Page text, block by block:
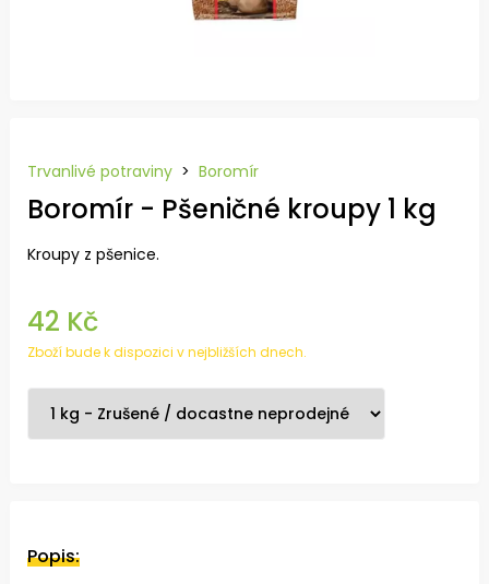
Trvanlivé potraviny > Boromír
Boromír - Pšeničné kroupy 1 kg
Kroupy z pšenice.
42 Kč
Zboží bude k dispozici v nejbližších dnech.
Popis: